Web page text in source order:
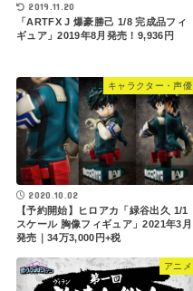
2019.11.20
「ARTFX J 爆豪勝己 1/8 完成品フィ
ギュア」2019年8月発売！9,936円
キャラクター・声優
2020.10.02
【予約開始】ヒロアカ「緑谷出久 1/1
スケール 胸像フィギュア」2021年3月
発売｜34万3,000円+税
アニメ